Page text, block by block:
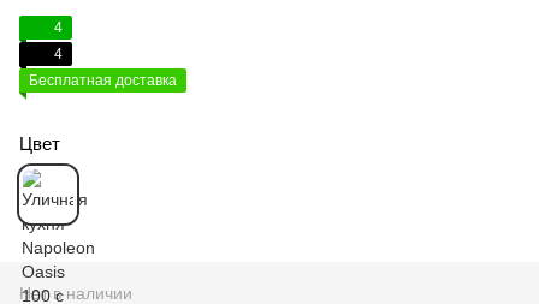
4
4
Бесплатная доставка
Цвет
Нет в наличии